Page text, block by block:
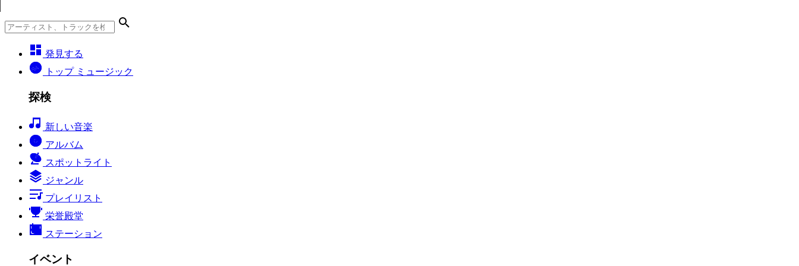
発見する
トップ ミュージック
探検
新しい音楽
アルバム
スポットライト
ジャンル
プレイリスト
栄誉殿堂
ステーション
イベント